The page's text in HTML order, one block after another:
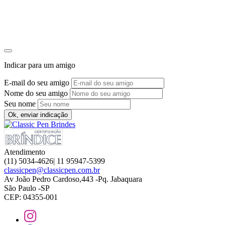
Indicar para um amigo
E-mail do seu amigo
Nome do seu amigo
Seu nome
Ok, enviar indicação
Atendimento
(11) 5034-4626| 11 95947-5399
classicpen@classicpen.com.br
Av João Pedro Cardoso,443 -Pq. Jabaquara
São Paulo -SP
CEP: 04355-001